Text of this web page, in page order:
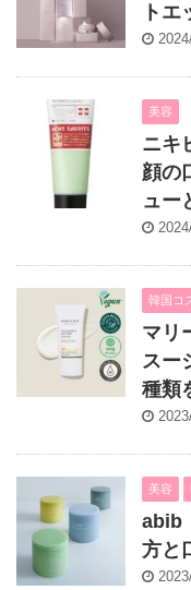
ト
美容
ニキ
顔の
ュー
韓国コ
マリ
スー
種類
美容
abib
方と